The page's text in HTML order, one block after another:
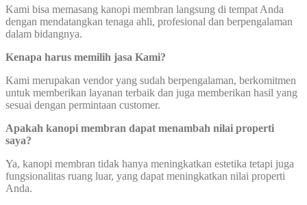
Kami bisa memasang kanopi membran langsung di tempat Anda
dengan mendatangkan tenaga ahli, profesional dan berpengalaman
dalam bidangnya.
Kenapa harus memilih jasa Kami?
Kami merupakan vendor yang sudah berpengalaman, berkomitmen
untuk memberikan layanan terbaik dan juga memberikan hasil yang
sesuai dengan permintaan customer.
Apakah kanopi membran dapat menambah nilai properti
saya?
Ya, kanopi membran tidak hanya meningkatkan estetika tetapi juga
fungsionalitas ruang luar, yang dapat meningkatkan nilai properti
Anda.